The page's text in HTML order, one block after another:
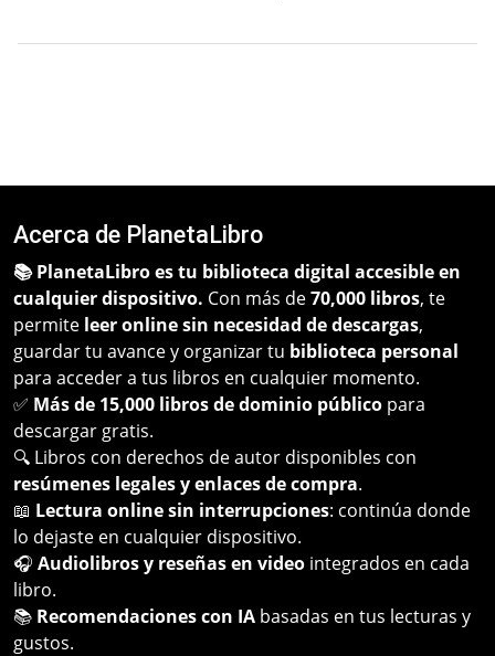
Acerca de PlanetaLibro
📚 PlanetaLibro es tu biblioteca digital accesible en
cualquier dispositivo. Con más de70,000 libros, te
permite leer online sin necesidad de descargas,
guardar tu avance y organizar tu biblioteca personal
para acceder a tus libros en cualquier momento.
✅ Más de 15,000 libros de dominio público para
descargar gratis.
🔍 Libros con derechos de autor disponibles con
resúmenes legales y enlaces de compra.
📖 Lectura online sin interrupciones: continúa donde
lo dejaste en cualquier dispositivo.
🎧 Audiolibros y reseñas en video integrados en cada
libro.
📚 Recomendaciones con IA basadas en tus lecturas y
gustos.